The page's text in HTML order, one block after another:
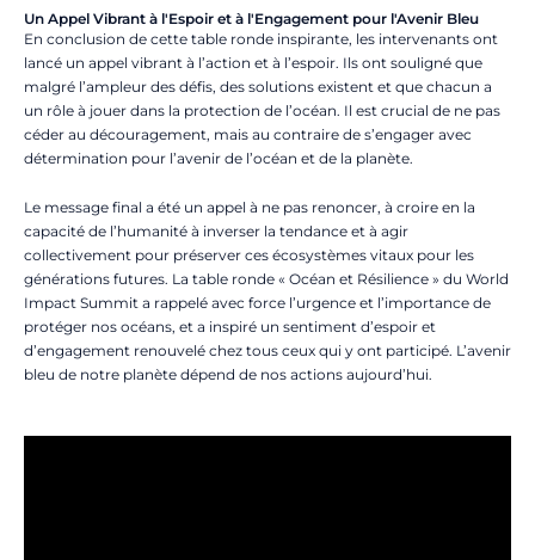
Un Appel Vibrant à l'Espoir et à l'Engagement pour l'Avenir Bleu
En conclusion de cette table ronde inspirante, les intervenants ont
lancé un appel vibrant à l’action et à l’espoir. Ils ont souligné que
malgré l’ampleur des défis, des solutions existent et que chacun a
un rôle à jouer dans la protection de l’océan. Il est crucial de ne pas
céder au découragement, mais au contraire de s’engager avec
détermination pour l’avenir de l’océan et de la planète.
Le message final a été un appel à ne pas renoncer, à croire en la
capacité de l’humanité à inverser la tendance et à agir
collectivement pour préserver ces écosystèmes vitaux pour les
générations futures. La table ronde « Océan et Résilience » du World
Impact Summit a rappelé avec force l’urgence et l’importance de
protéger nos océans, et a inspiré un sentiment d’espoir et
d’engagement renouvelé chez tous ceux qui y ont participé. L’avenir
bleu de notre planète dépend de nos actions aujourd’hui.